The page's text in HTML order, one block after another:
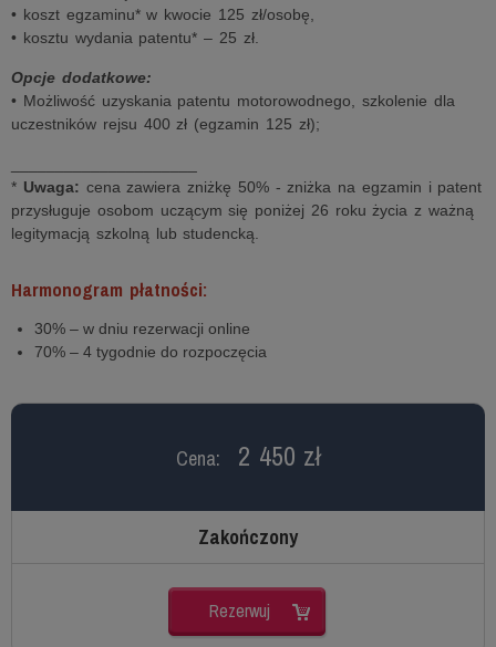
• koszt egzaminu* w kwocie 125 zł/osobę,
• kosztu wydania patentu* – 25 zł.
Opcje dodatkowe:
• Możliwość uzyskania patentu motorowodnego, szkolenie dla
uczestników rejsu 400 zł (egzamin 125 zł);
* Uwaga: cena zawiera zniżkę 50% - zniżka na egzamin i patent
przysługuje osobom uczącym się poniżej 26 roku życia z ważną
legitymacją szkolną lub studencką.
Harmonogram płatności:
30% – w dniu rezerwacji online
70% – 4 tygodnie do rozpoczęcia
Cena: 2 450 zł
Zakończony
Rezerwuj